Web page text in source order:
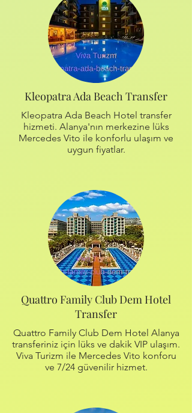
Kleopatra Ada Beach Transfer
Kleopatra Ada Beach Hotel transfer
hizmeti. Alanya'nın merkezine lüks
Mercedes Vito ile konforlu ulaşım ve
uygun fiyatlar.
Quattro Family Club Dem Hotel
Transfer
Quattro Family Club Dem Hotel Alanya
transferiniz için lüks ve dakik VIP ulaşım.
Viva Turizm ile Mercedes Vito konforu
ve 7/24 güvenilir hizmet.